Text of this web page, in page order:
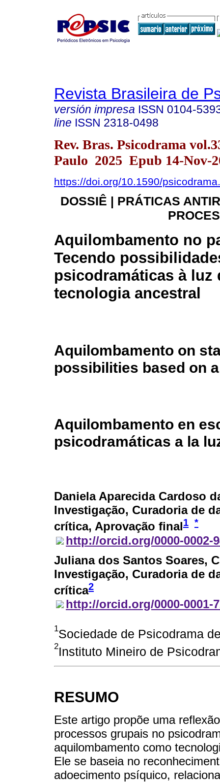
Revista Brasileira de
versión impresa ISSN 0104-
line ISSN 2318-0498
Rev. Bras. Psicodrama
Paulo 2025 Epub 14-Nov-
https://doi.org/10.1590/
DOSSIÊ | PRÁTICAS
Aquilombamento no
Tecendo
psicodramáticas à luz
tecnologia ancestral
Aquilombamento on
possibilities based on
Aquilombamento en
psicodramáticas a la
Daniela Aparecida Cardoso
Investigação, Curadoria de
crítica, Aprovação final1 *
http://orcid.org/0000-0002-
Juliana dos Santos Soares,
Investigação, Curadoria de
crítica2
http://orcid.org/0000-0001-
1Sociedade de Psicodrama
2Instituto Mineiro de
RESUMO
Este artigo propõe uma
processos grupais no
aquilombamento como
Ele se baseia no
adoecimento psíquico,